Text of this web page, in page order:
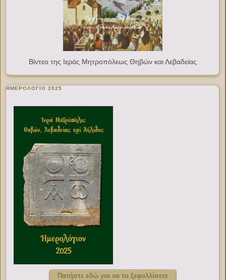
Βίντεο της Ιεράς Μητροπόλεως Θηβών και Λεβαδείας
ΗΜΕΡΟΛΟΓΙΟ 2025
Πατήστε εδώ για να το ξεφυλλίσετε